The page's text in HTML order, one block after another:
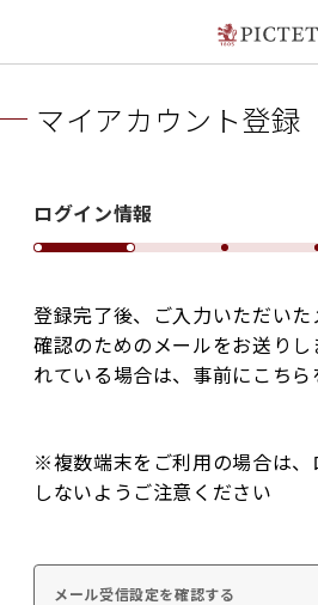
マイアカウント登録
ログイン情報
登録完了後、ご入力いただいた
確認のためのメールをお送りし
れている場合は、事前にこちら
※複数端末をご利用の場合は、
しないようご注意ください
メール受信設定を確認する